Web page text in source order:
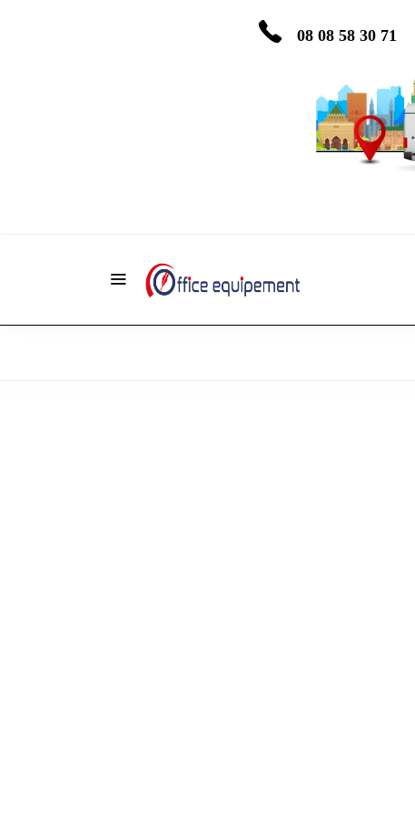
08 08 58 30 71